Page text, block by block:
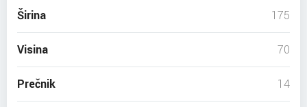
Širina 175
Visina 70
Prečnik 14